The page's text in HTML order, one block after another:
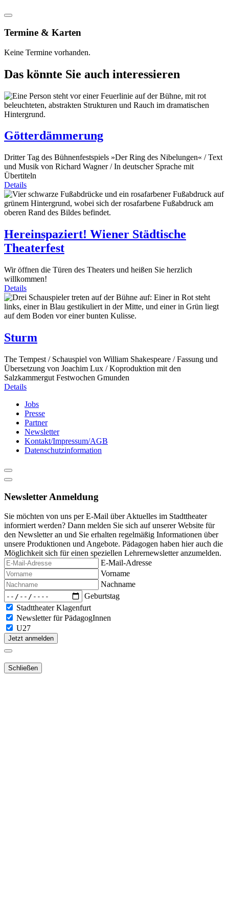
Termine & Karten
Keine Termine vorhanden.
Das könnte Sie auch interessieren
Götterdämmerung
Dritter Tag des Bühnenfestspiels »Der Ring des Nibelungen« / Text
und Musik von Richard Wagner / In deutscher Sprache mit
Übertiteln
Details
Hereinspaziert! Wiener Städtische
Theaterfest
Wir öffnen die Türen des Theaters und heißen Sie herzlich
willkommen!
Details
Sturm
The Tempest / Schauspiel von William Shakespeare / Fassung und
Übersetzung von Joachim Lux / Koproduktion mit den
Salzkammergut Festwochen Gmunden
Details
Jobs
Presse
Partner
Newsletter
Kontakt/Impressum/AGB
Datenschutzinformation
Newsletter Anmeldung
Sie möchten von uns per E-Mail über Aktuelles im Stadttheater
informiert werden? Dann melden Sie sich auf unserer Website für
den Newsletter an und Sie erhalten regelmäßig Informationen über
unsere Produktionen und Angebote. Pädagogen haben hier auch die
Möglichkeit sich für einen speziellen Lehrernewsletter anzumelden.
E-Mail-Adresse
Vorname
Nachname
Geburtstag
Stadttheater Klagenfurt
Newsletter für PädagogInnen
U27
Jetzt anmelden
Schließen